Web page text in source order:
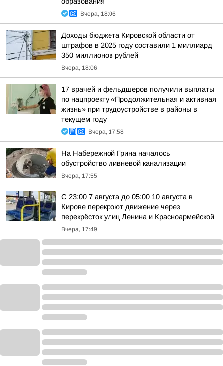
Вчера, 18:06
Доходы бюджета Кировской области от
штрафов в 2025 году составили 1 миллиард
350 миллионов рублей
Вчера, 18:06
17 врачей и фельдшеров получили выплаты
по нацпроекту «Продолжительная и активная
жизнь» при трудоустройстве в районы в
текущем году
Вчера, 17:58
На Набережной Грина началось
обустройство ливневой канализации
Вчера, 17:55
С 23:00 7 августа до 05:00 10 августа в
Кирове перекроют движение через
перекрёсток улиц Ленина и Красноармейской
Вчера, 17:49